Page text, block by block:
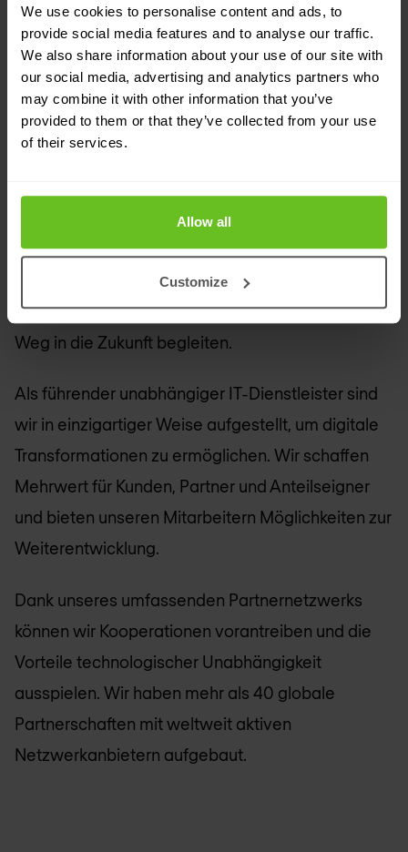
We use cookies to personalise content and ads, to
provide social media features and to analyse our traffic.
We also share information about your use of our site with
our social media, advertising and analytics partners who
may combine it with other information that you’ve
provided to them or that they’ve collected from your use
of their services.
Allow all
Customize
gesenkt.
UnternehmensprofilNomios
Nomiosist ein führender Integrator für Netzwerk-
und Security-Lösungen, der exzellente Lösungen
Unabhängigkeit und unsere Rolle als
vertrauenswürdiger Berater. Dank unserer
umfassenden Erfahrung haben wir eine klare und
solide Vision, mit der wir unsere Kunden auf ihrem
Weg in die Zukunft begleiten.
Als führender unabhängiger IT-Dienstleister sind
wir in einzigartiger Weise aufgestellt, um digitale
Transformationen zu ermöglichen. Wir schaffen
Mehrwert für Kunden, Partner und Anteilseigner
und bieten unseren Mitarbeitern Möglichkeiten zur
Weiterentwicklung.
Dank unseres umfassenden Partnernetzwerks
können wir Kooperationen vorantreiben und die
Vorteile technologischer Unabhängigkeit
ausspielen. Wir haben mehr als 40 globale
Partnerschaften mit weltweit aktiven
Netzwerkanbietern aufgebaut.